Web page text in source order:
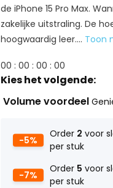
de iPhone 15 Pro Max.
zakelijke uitstraling. De
hoogwaardig leer.... Toon
00 :00 :00 :00
Kies het volgende:
Volume voordeel
-5%
Order 2 voor
per stuk
-7%
Order 5 voor
per stuk